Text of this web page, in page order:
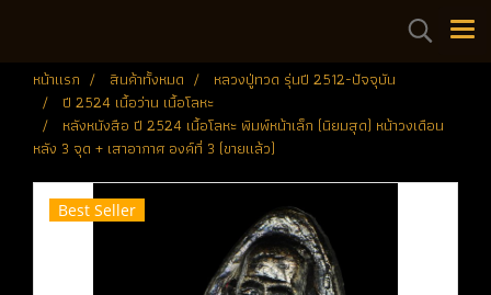
หน้าแรก สินค้าทั้งหมด
หลวงปู่ทวด รุ่นปี 2512-ปัจจุบัน
ปี 2524 เนื้อว่าน เนื้อโลหะ
หลังหนังสือ ปี 2524 เนื้อโลหะ พิมพ์หน้าเล็ก (นิยมสุด) หน้าวงเดือน
หลัง 3 จุด + เสาอากาศ องค์ที่ 3 (ขายแล้ว)
Best Seller